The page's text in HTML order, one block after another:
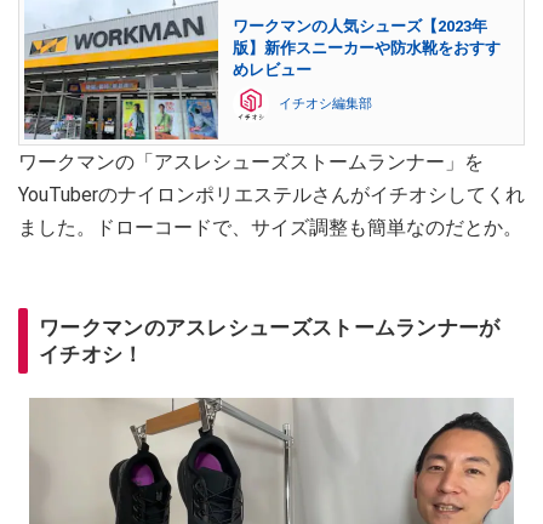
ワークマンの人気シューズ【2023年
版】新作スニーカーや防水靴をおすす
めレビュー
イチオシ編集部
ワークマンの「アスレシューズストームランナー」を
YouTuberのナイロンポリエステルさんがイチオシしてくれ
ました。ドローコードで、サイズ調整も簡単なのだとか。
ワークマンのアスレシューズストームランナーが
イチオシ！